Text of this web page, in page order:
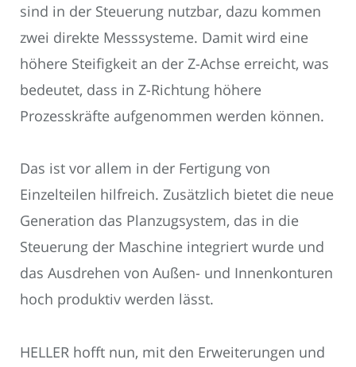
sind in der Steuerung nutzbar, dazu kommen
zwei direkte Messsysteme. Damit wird eine
höhere Steifigkeit an der Z-Achse erreicht, was
bedeutet, dass in Z-Richtung höhere
Prozesskräfte aufgenommen werden können.
Das ist vor allem in der Fertigung von
Einzelteilen hilfreich. Zusätzlich bietet die neue
Generation das Planzugsystem, das in die
Steuerung der Maschine integriert wurde und
das Ausdrehen von Außen- und Innenkonturen
hoch produktiv werden lässt.
HELLER hofft nun, mit den Erweiterungen und